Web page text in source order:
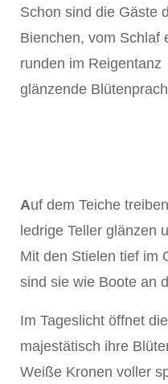
Schon sind die Gäste
Bienchen, vom Schlaf
runden im Reigentanz
glänzende
Auf dem Teiche
ledrige Teller glänzen
Mit den Stielen tief im
sind sie wie Boote an
Im Tageslicht öffnet
majestätisch ihre
Weiße Kronen voller